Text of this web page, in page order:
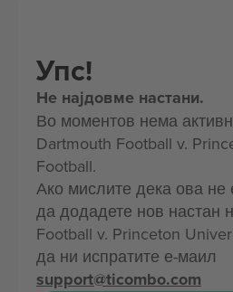
Упс!
Не најдовме настани.
Во моментов нема
Dartmouth Football v.
Football.
Ако мислите дека ова
да додадете нов настан
Football v. Princeton
да ни испратите е-маил
support@ticombo.com